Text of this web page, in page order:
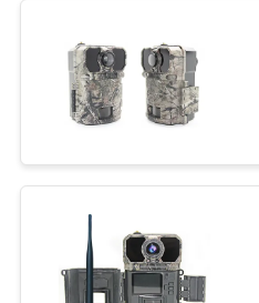
SƠ
ĐỒ
TRANG
WEB